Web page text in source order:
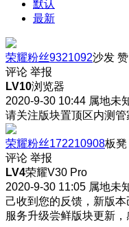
默认
最新
荣耀粉丝9321092沙发 赞
评论 举报
LV10浏览器
2020-9-30 10:44 属地未
请关注版块置顶区内测
荣耀粉丝172210908板凳
评论 举报
LV4荣耀V30 Pro
2020-9-30 11:05 属地未
己收到您的反馈，新版
服务升级尝鲜版块更新，